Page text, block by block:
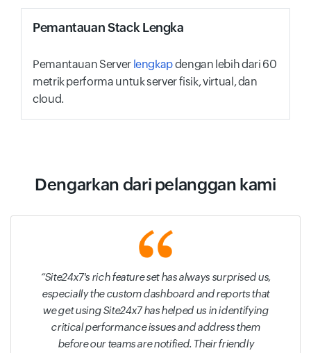
Pemantauan Stack Lengka
Pemantauan Server lengkapdengan lebih dari 60
metrik performa untuk server fisik, virtual, dan
cloud.
Dengarkan dari pelanggan kami
Site24x7's rich feature set has always surprised us,
especially the custom dashboard and reports that
we get using Site24x7 has helped us in identifying
critical performance issues and address them
before our teams are notified. Their friendly